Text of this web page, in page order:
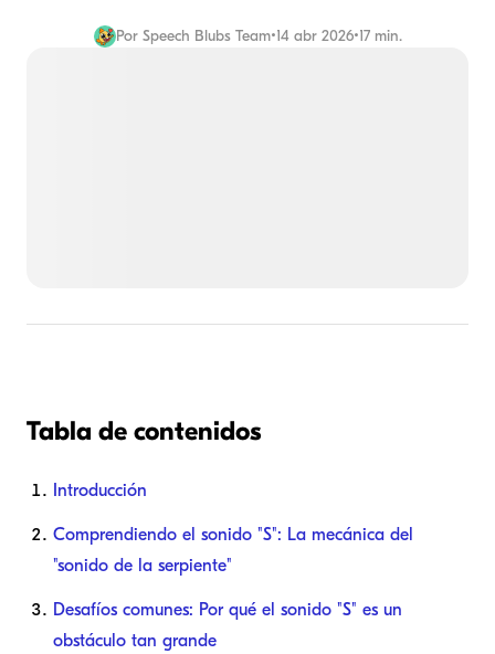
Por Speech Blubs Team•14 abr 2026•17 min.
Tabla de contenidos
Introducción
Comprendiendo el sonido "S": La mecánica del
"sonido de la serpiente"
Desafíos comunes: Por qué el sonido "S" es un
obstáculo tan grande